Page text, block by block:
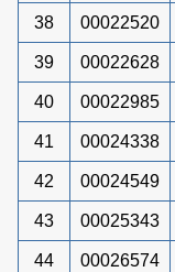
38 00022520
39 00022628
40 00022985
41 00024338
42 00024549
43 00025343
44 00026574